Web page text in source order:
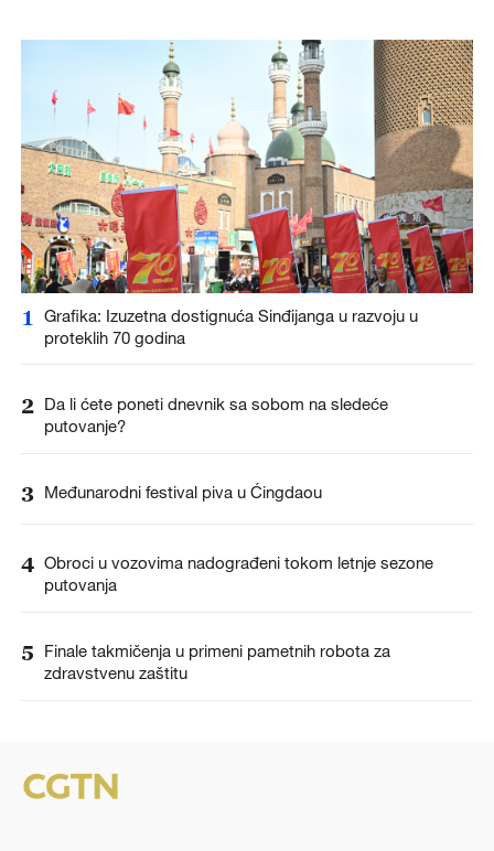
1
Grafika: Izuzetna dostignuća Sinđijanga u razvoju u
proteklih 70 godina
2 Da li ćete poneti dnevnik sa sobom na sledeće
putovanje?
3 Međunarodni festival piva u Ćingdaou
4 Obroci u vozovima nadograđeni tokom letnje sezone
putovanja
5
Finale takmičenja u primeni pametnih robota za
zdravstvenu zaštitu